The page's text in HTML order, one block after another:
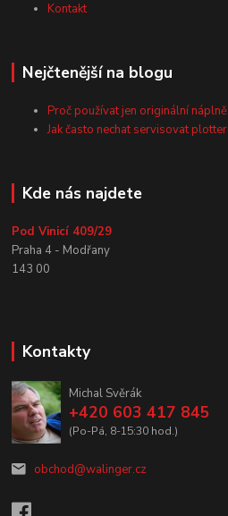
Kontakt
Nejčtenější na blogu
Proč používat jen originální náplně
Jak často nechat servisovat plotter
Kde nás najdete
Pod Vinicí 409/29
Praha 4 - Modřany
143 00
Kontakty
Michal Svěrák
+420 603 417 845
(Po-Pá, 8-15:30 hod.)
obchod@walinger.cz